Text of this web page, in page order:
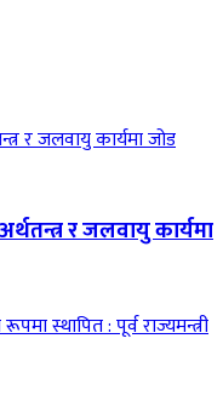
र जलवायु कार्यमा